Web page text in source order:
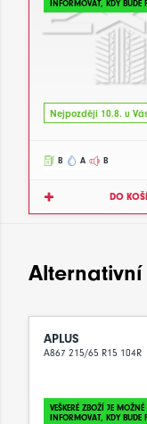
INFORMOVAT, KDY BUDE
Nejpozději 10.8. u
B A B
DO
APLUS
A867 215/65 R15 104R
VEŠKERÉ ZBOŽÍ JE
INFORMOVAT, KDY BUDE